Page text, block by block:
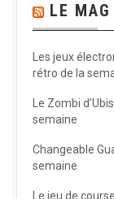
LE MAG
Les jeux
rétro de la
Le Zombi
semaine
Changeable
semaine
Le jeu de